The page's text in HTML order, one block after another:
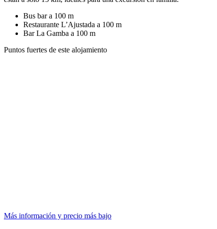
Bus bar a 100 m
Restaurante L’Ajustada a 100 m
Bar La Gamba a 100 m
Puntos fuertes de este alojamiento
Más información y precio más bajo